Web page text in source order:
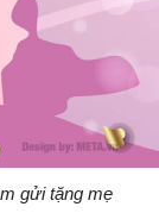
gửi tặng mẹ